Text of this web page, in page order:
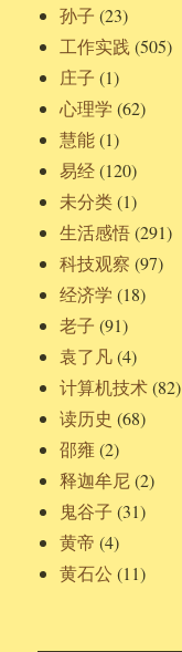
孙子 (23)
工作实践 (505)
庄子 (1)
心理学 (62)
慧能(1)
易经(120)
未分类(1)
生活感悟(291)
科技观察 (97)
经济学 (18)
老子 (91)
袁了凡(4)
计算机技术(82)
读历史 (68)
邵雍 (2)
释迦牟尼(2)
鬼谷子 (31)
黄帝 (4)
黄石公 (11)